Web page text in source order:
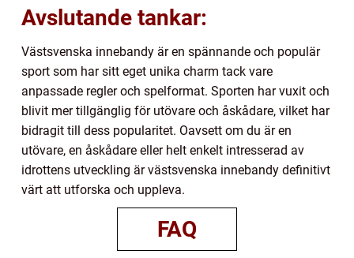
Avslutande tankar:
Västsvenska innebandy är en spännande och populär
sport som har sitt eget unika charm tack vare
anpassade regler och spelformat. Sporten har vuxit och
blivit mer tillgänglig för utövare och åskådare, vilket har
bidragit till dess popularitet. Oavsett om du är en
utövare, en åskådare eller helt enkelt intresserad av
idrottens utveckling är västsvenska innebandy definitivt
värt att utforska och uppleva.
FAQ